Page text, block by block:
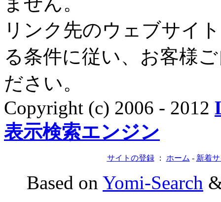
リンク先のウェブサイ
る条件に従い、お客様
ださい。
Copyright (c) 2006 - 2012
表示検索エンジン
サイトの登録： ホーム - 新着
Based on Yomi-Search